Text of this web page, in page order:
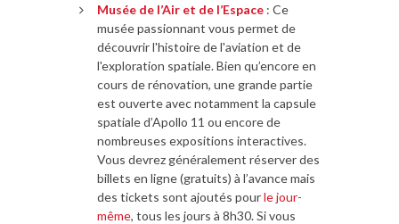
Musée de l’Air et de l’Espace: Ce
musée passionnant vous permet de
découvrir l'histoire de l'aviation et de
l'exploration spatiale. Bien qu’encore en
cours de rénovation, une grande partie
est ouverte avec notamment la capsule
spatiale d’Apollo 11 ou encore de
nombreuses expositions interactives.
Vous devrez généralement réserver des
billets en ligne (gratuits) à l’avance mais
des tickets sont ajoutés pourle jour-
même, tous les jours à 8h30. Si vous